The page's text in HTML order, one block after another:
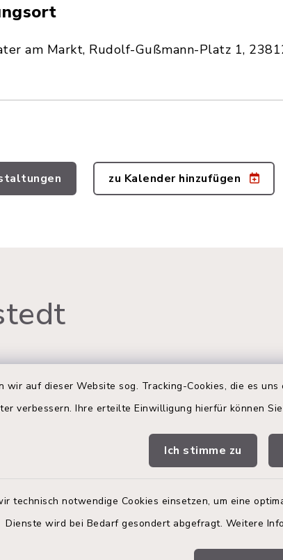
wir auf dieser Website sog. Tracking-Cookies, die es
verbessern. Ihre erteilte Einwilligung hierfür können
Ich stimme zu
technisch notwendige Cookies einsetzen, um eine
Dienste wird bei Bedarf gesondert abgefragt. Weitere
am Markt, Rudolf-Gußmann-Platz 1,
zu Kalender hinzufügen
Öffnungszeiten
09:00-12:00 Uhr
14:00-18:00 Uhr
Freitag: